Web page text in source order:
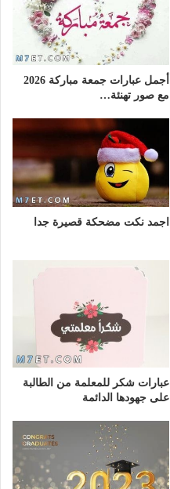
أجمل عبارات جمعة مباركة 2026
مع صور تهنئة…
اجمد نكت مضحكة قصيرة جدا
عبارات شكر للمعلمة من الطالبة
على جهودها الدائمة